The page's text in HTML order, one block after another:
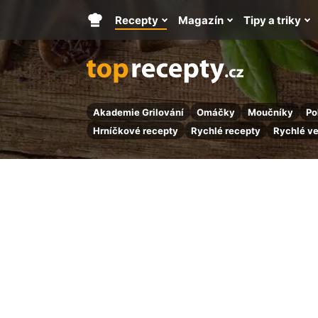
Akademie Grilování Omáčky Moučníky
Hrníčkové recepty
Rychlé recepty Rychlé
Hlavní
stránka
Recepty Magazín Tipy a triky